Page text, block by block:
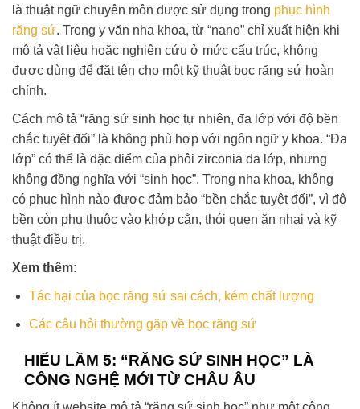
là thuật ngữ chuyên môn được sử dụng trong phục hình
răng sứ. Trong y văn nha khoa, từ “nano” chỉ xuất hiện khi
mô tả vật liệu hoặc nghiên cứu ở mức cấu trúc, không
được dùng để đặt tên cho một kỹ thuật bọc răng sứ hoàn
chỉnh.
Cách mô tả “răng sứ sinh học tự nhiên, đa lớp với độ bền
chắc tuyệt đối” là không phù hợp với ngôn ngữ y khoa. “Đa
lớp” có thể là đặc điểm của phôi zirconia đa lớp, nhưng
không đồng nghĩa với “sinh học”. Trong nha khoa, không
có phục hình nào được đảm bảo “bền chắc tuyệt đối”, vì độ
bền còn phụ thuộc vào khớp cắn, thói quen ăn nhai và kỹ
thuật điều trị.
Xem thêm:
Tác hại của bọc răng sứ sai cách, kém chất lượng
Các câu hỏi thường gặp về bọc răng sứ
HIỂU LẦM 5: “RĂNG SỨ SINH HỌC” LÀ
CÔNG NGHỆ MỚI TỪ CHÂU ÂU